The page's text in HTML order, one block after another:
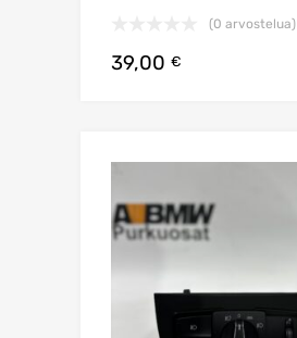
(0 arvostelua)
39,00 €